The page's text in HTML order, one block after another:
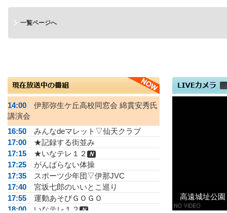
一覧ページへ
14:00
伊那弥生ケ丘高校同窓会 綿貫安秀氏
講演会
16:50
みんなdeマレット▽仙天クラブ
17:00
★記録する街並み
17:15
★いなテレ１２ Ｎ
17:25
がんばらない体操
17:35
スポーツ少年団▽伊那JVC
17:40
宮坂七郎のいいとこ巡り
17:55
運動あそびＧＯＧＯ
18:00
いなテレ１２ Ｎ
高遠城址公園